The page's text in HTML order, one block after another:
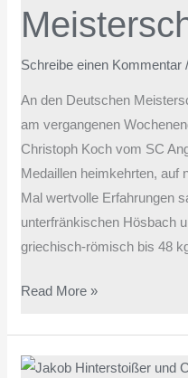
Schreibe einen Kommentar /
An den Deutschen
am vergangenen
Christoph Koch vom SC
Medaillen heimkehrten, auf
Mal wertvolle Erfahrungen
unterfränkischen Hösbach
griechisch-römisch bis 48
Read More »
Angerer